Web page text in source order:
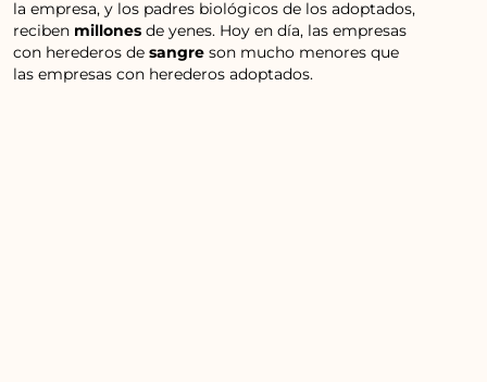
la empresa, y los padres biológicos de los adoptados,
reciben millones de yenes. Hoy en día, las empresas
con herederos desangre son mucho menores que
las empresas con herederos adoptados.